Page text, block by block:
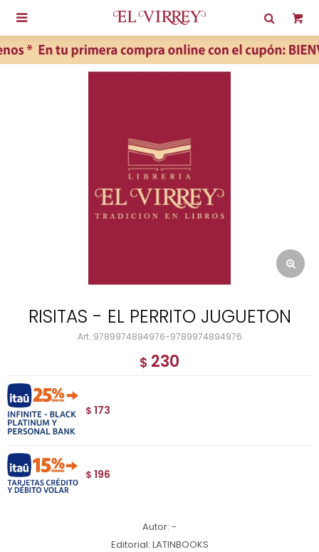

RISITAS - EL PERRITO JUGUETON
9789974894976-9789974894976
$ 230
$ 173
$ 196
Autor: -
Editorial: LATINBOOKS